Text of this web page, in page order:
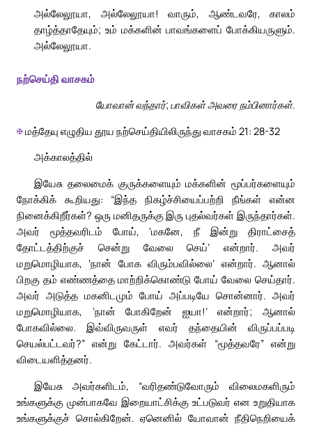
அல்லேலூயா, அல்லேலூயா! வாரும், ஆண்டவரே, காலம்
தாழ்த்தாதேயும்; உம் மக்களின் பாவங்களைப் போக்கியருளும்.
அல்லேலூயா.
நற்செய்தி வாசகம்
யோவான் வந்தார்; பாவிகள் அவரை நம்பினார்கள்.
✠மத்தேயு எழுதிய தூய நற்செய்தியிலிருந்து வாசகம் 21: 28-32
அக்காலத்தில்
இயேசு தலைமைக் குருக்களையும் மக்களின் மூப்பர்களையும்
நோக்கிக் கூறியது: “இந்த நிகழ்ச்சியைப்பற்றி நீங்கள் என்ன
நினைக்கிறீர்கள்? ஒரு மனிதருக்கு இரு புதல்வர்கள் இருந்தார்கள்.
அவர் மூத்தவரிடம் போய், ‘மகனே, நீ இன்று திராட்சைத்
தோட்டத்திற்குச் சென்று வேலை செய்’ என்றார். அவர்
மறுமொழியாக, ‘நான் போக விரும்பவில்லை’ என்றார். ஆனால்
பிறகு தம் எண்ணத்தை மாற்றிக்கொண்டு போய் வேலை செய்தார்.
அவர் அடுத்த மகனிடமும் போய் அப்படியே சொன்னார். அவர்
மறுமொழியாக, ‘நான் போகிறேன் ஐயா!’ என்றார்; ஆனால்
போகவில்லை. இவ்விருவருள் எவர் தந்தையின் விருப்பப்படி
செயல்பட்டவர்?” என்று கேட்டார். அவர்கள் “மூத்தவரே” என்று
விடையளித்தனர்.
இயேசு அவர்களிடம், “வரிதண்டுவோரும் விலைமகளிரும்
உங்களுக்கு முன்பாகவே இறையாட்சிக்கு உட்படுவர் என உறுதியாக
உங்களுக்குச் சொல்கிறேன். ஏனெனில் யோவான் நீதிநெறியைக்